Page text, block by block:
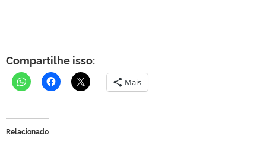
Compartilhe isso:
Mais
Relacionado